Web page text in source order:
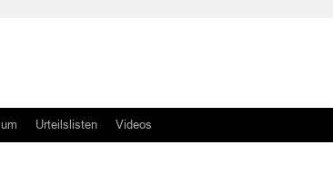
Urteilslisten Videos